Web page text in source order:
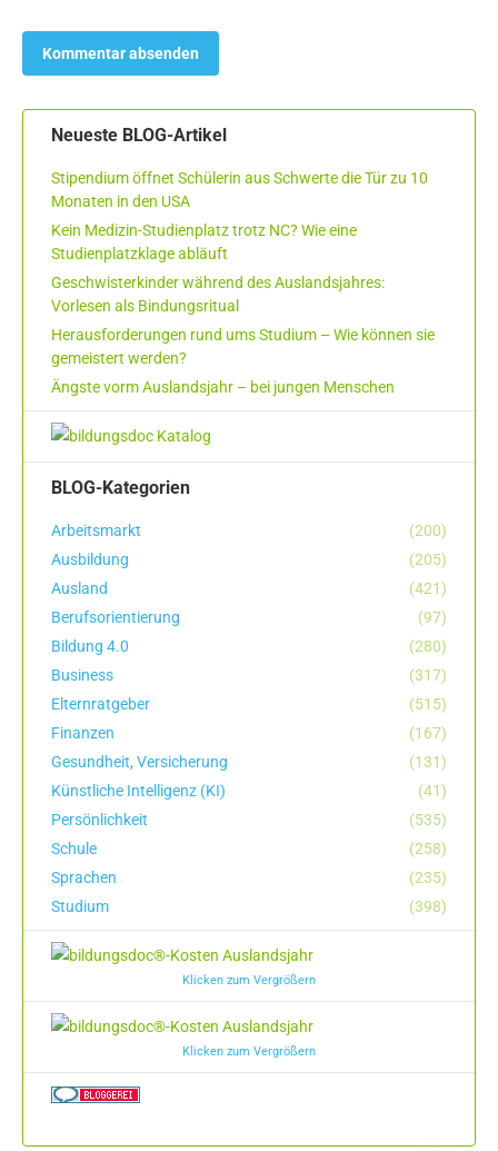
Neueste BLOG-Artikel
Stipendium öffnet Schülerin aus Schwerte die Tür zu 10
Monaten in den USA
Kein Medizin-Studienplatz trotz NC? Wie eine
Studienplatzklage abläuft
Geschwisterkinder während des Auslandsjahres:
Vorlesen als Bindungsritual
Herausforderungen rund ums Studium – Wie können sie
gemeistert werden?
Ängste vorm Auslandsjahr – bei jungen Menschen
BLOG-Kategorien
Arbeitsmarkt
(200)
Ausbildung
(205)
Ausland
(421)
Berufsorientierung
(97)
Bildung 4.0
(280)
Business
(317)
Elternratgeber
(515)
Finanzen
(167)
Gesundheit, Versicherung
(131)
Künstliche Intelligenz (KI)
(41)
Persönlichkeit
(535)
Schule
(258)
Sprachen
(235)
Studium
(398)
Klicken zum Vergrößern
Klicken zum Vergrößern